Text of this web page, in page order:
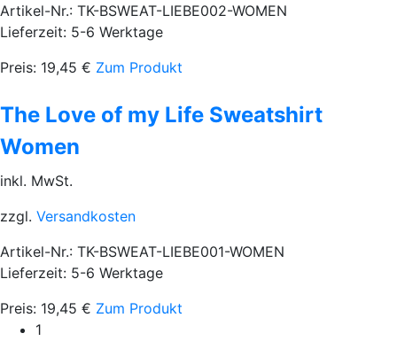
Artikel-Nr.: TK-BSWEAT-LIEBE002-WOMEN
Lieferzeit: 5-6 Werktage
Preis: 19,45 € Zum Produkt
The Love of my Life Sweatshirt
Women
inkl. MwSt.
zzgl. Versandkosten
Artikel-Nr.: TK-BSWEAT-LIEBE001-WOMEN
Lieferzeit: 5-6 Werktage
Preis: 19,45 € Zum Produkt
1